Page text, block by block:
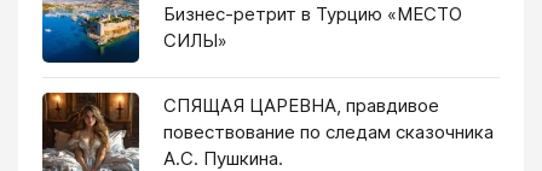
Бизнес-ретрит в Турцию «МЕСТО
СИЛЫ»
СПЯЩАЯ ЦАРЕВНА, правдивое
повествование по следам сказочника
А.С. Пушкина.